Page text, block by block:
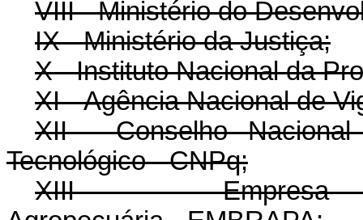
VIII - Ministério do
IX - Ministério da Justiça;
X - Instituto Nacional da
XI - Agência Nacional de
XII - Conselho
Tecnológico - CNPq;
XIII - Empresa